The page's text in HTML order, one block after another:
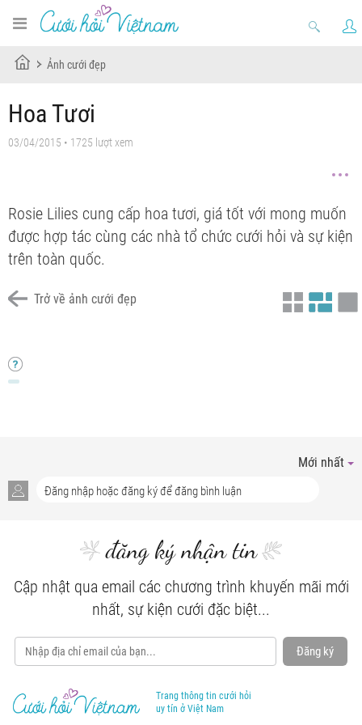
Ảnh cưới đẹp
Hoa Tươi
03/04/2015 • 1725 lượt xem
Rosie Lilies cung cấp hoa tươi, giá tốt với mong muốn
được hợp tác cùng các nhà tổ chức cưới hỏi và sự kiện
trên toàn quốc.
Trở về ảnh cưới đẹp
Chưa có tiêu đề
Chưa có tiêu đề
Chưa có tiêu đề
Chưa có tiêu đề
Mới nhất
đăng ký nhận tin
Cập nhật qua email các chương trình khuyến mãi mới
nhất, sự kiện cưới đặc biệt...
Đăng ký
Trang thông tin cưới hỏi
uy tín ở Việt Nam